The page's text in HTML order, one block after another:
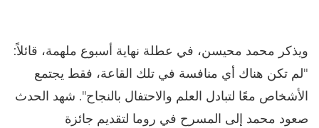
ويذكر محمد محيسن، في عطلة نهاية أسبوع ملهمة، قائلاً:
"لم تكن هناك أي منافسة في تلك القاعة، فقط يجتمع
الأشخاص معًا لتبادل العلم والاحتفال بالنجاح". شهد الحدث
صعود محمد إلى المسرح في روما لتقديم جائزة